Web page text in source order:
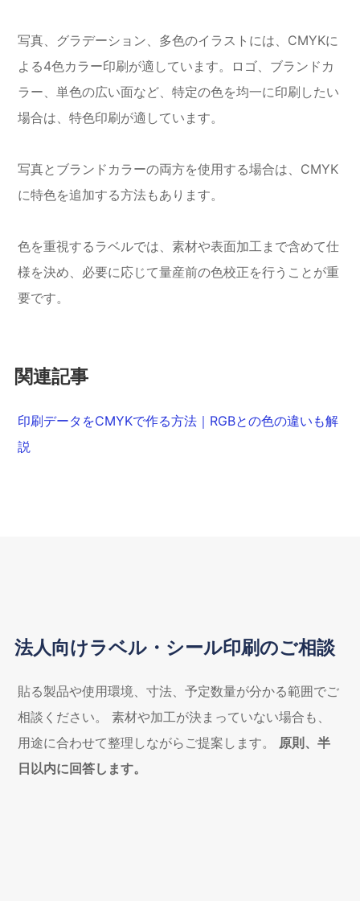
写真、グラデーション、多色のイラストには、CMYKに
よる4色カラー印刷が適しています。ロゴ、ブランドカ
ラー、単色の広い面など、特定の色を均一に印刷したい
場合は、特色印刷が適しています。
写真とブランドカラーの両方を使用する場合は、CMYK
に特色を追加する方法もあります。
色を重視するラベルでは、素材や表面加工まで含めて仕
様を決め、必要に応じて量産前の色校正を行うことが重
要です。
関連記事
印刷データをCMYKで作る方法｜RGBとの色の違いも解
説
法人向けラベル・シール印刷のご相談
貼る製品や使用環境、寸法、予定数量が分かる範囲でご
相談ください。
素材や加工が決まっていない場合も、
用途に合わせて整理しながらご提案します。
原則、半
日以内に回答します。